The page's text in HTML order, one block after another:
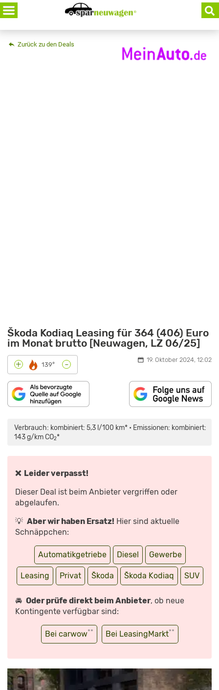
Skip
to
content
Zurück zu den Deals
Škoda Kodiaq Leasing für 364 (406) Euro
im Monat brutto [Neuwagen, LZ 06/25]
+ 139° - 19. Oktober 2024, 12:02
Verbrauch: kombiniert: 5,3 l/100 km* • Emissionen: kombiniert:
143 g/km CO2*
❌ Leider verpasst!
Dieser Deal ist beim Anbieter vergriffen oder
abgelaufen.
💡 Aber wir haben Ersatz! Hier sind aktuelle
Schnäppchen:
Automatikgetriebe Diesel Gewerbe
Leasing Privat Škoda Škoda Kodiaq SUV
🚘 Oder prüfe direkt beim Anbieter, ob neue
Kontingente verfügbar sind:
Bei carwow** Bei LeasingMarkt**
2024:
ICH
ZEIGE
DIR
ALLEN
DETAILS!
BENZINER
HYBRID
REVIEW“
VON
YOUTUBE
ANZEIGEN